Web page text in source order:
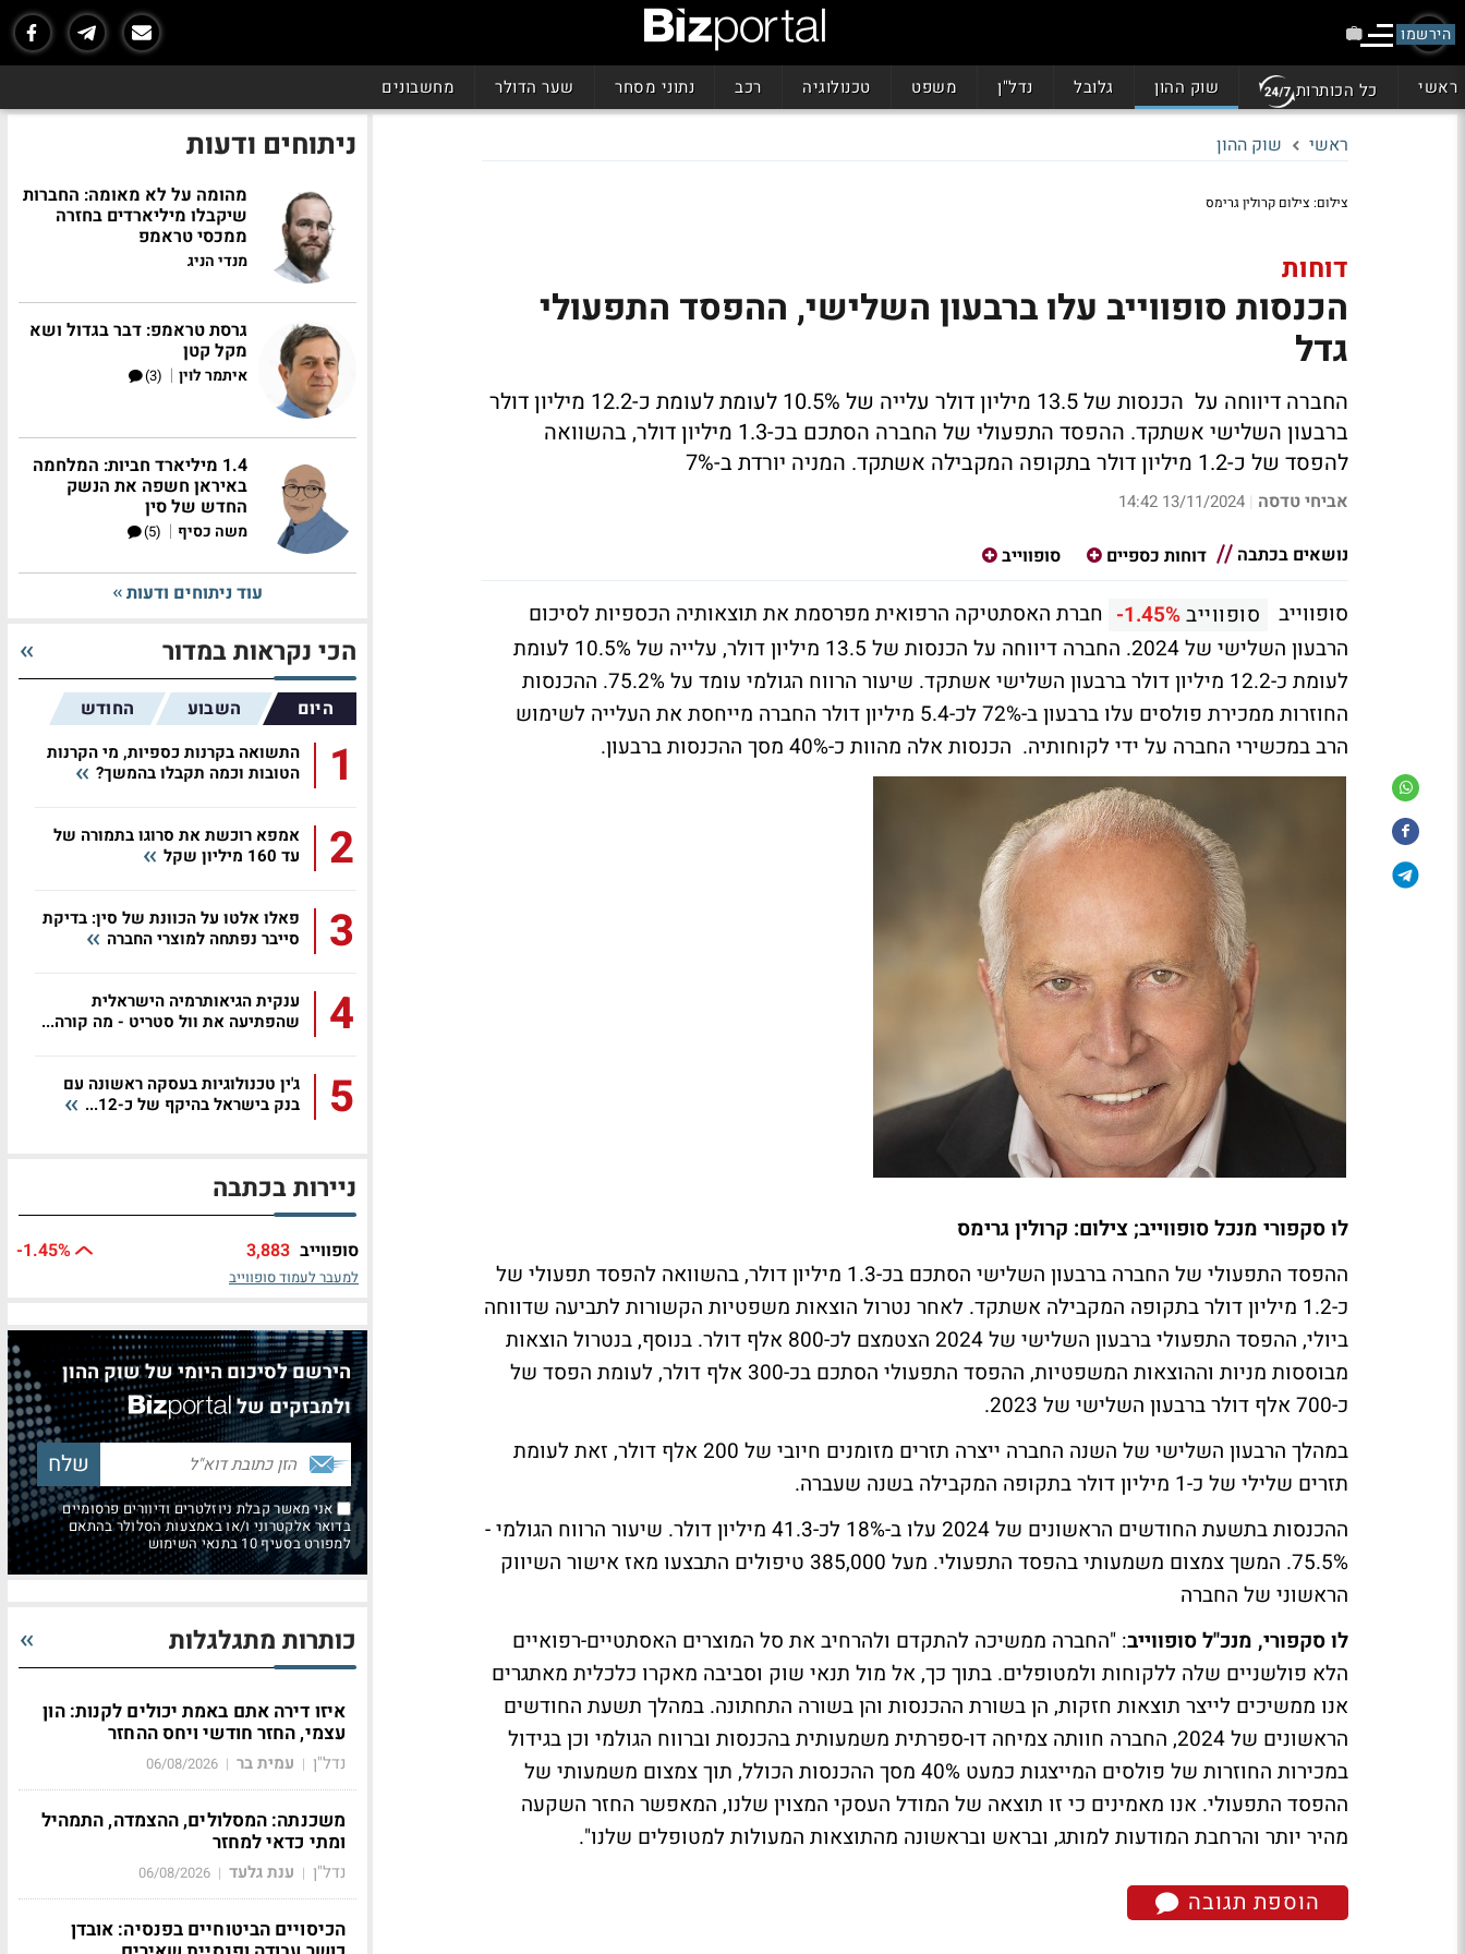
הירשמו
ראשי כל הכותרות שוק ההון גלובל נדל"ן משפט טכנולוגיה רכב נתוני מסחר שער הדולר מחשבונים
ראשי שוק ההון
צילום: צילום קרולין גרימס
דוחות
הכנסות סופווייב עלו ברבעון השלישי, ההפסד התפעולי
גדל
החברה דיווחה על הכנסות של 13.5 מיליון דולר עלייה של 10.5% לעומת לעומת כ-12.2 מיליון דולר
ברבעון השלישי אשתקד. ההפסד התפעולי של החברה הסתכם בכ-1.3 מיליון דולר, בהשוואה
להפסד של כ-1.2 מיליון דולר בתקופה המקבילה אשתקד. המניה יורדת ב-7%
אביחי טדסה |
13/11/2024 14:42
נושאים בכתבה דוחות כספיים סופווייב
סופווייב סופווייב-1.45% חברת האסתטיקה הרפואית מפרסמת את תוצאותיה הכספיות לסיכום
הרבעון השלישי של 2024. החברה דיווחה על הכנסות של 13.5 מיליון דולר, עלייה של 10.5% לעומת
לעומת כ-12.2 מיליון דולר ברבעון השלישי אשתקד. שיעור הרווח הגולמי עומד על 75.2%. ההכנסות
החוזרות ממכירת פולסים עלו ברבעון ב-72% לכ-5.4 מיליון דולר החברה מייחסת את העלייה לשימוש
הרב במכשירי החברה על ידי לקוחותיה. הכנסות אלה מהוות כ-40% מסך ההכנסות ברבעון.
לו סקפורי מנכל סופווייב; צילום: קרולין גרימס
ההפסד התפעולי של החברה ברבעון השלישי הסתכם בכ-1.3 מיליון דולר, בהשוואה להפסד תפעולי של
כ-1.2 מיליון דולר בתקופה המקבילה אשתקד. לאחר נטרול הוצאות משפטיות הקשורות לתביעה שדווחה
ביולי, ההפסד התפעולי ברבעון השלישי של 2024 הצטמצם לכ-800 אלף דולר. בנוסף, בנטרול הוצאות
מבוססות מניות וההוצאות המשפטיות, ההפסד התפעולי הסתכם בכ-300 אלף דולר, לעומת הפסד של
כ-700 אלף דולר ברבעון השלישי של 2023.
במהלך הרבעון השלישי של השנה החברה ייצרה תזרים מזומנים חיובי של 200 אלף דולר, זאת לעומת
תזרים שלילי של כ-1 מיליון דולר בתקופה המקבילה בשנה שעברה.
ההכנסות בתשעת החודשים הראשונים של 2024 עלו ב-18% לכ-41.3 מיליון דולר. שיעור הרווח הגולמי -
75.5%. המשך צמצום משמעותי בהפסד התפעולי. מעל 385,000 טיפולים התבצעו מאז אישור השיווק
הראשוני של החברה
לו סקפורי, מנכ"ל סופווייב: "החברה ממשיכה להתקדם ולהרחיב את סל המוצרים האסתטיים-רפואיים
הלא פולשניים שלה ללקוחות ולמטופלים. בתוך כך, אל מול תנאי שוק וסביבה מאקרו כלכלית מאתגרים
אנו ממשיכים לייצר תוצאות חזקות, הן בשורת ההכנסות והן בשורה התחתונה. במהלך תשעת החודשים
הראשונים של 2024, החברה חוותה צמיחה דו-ספרתית משמעותית בהכנסות וברווח הגולמי וכן בגידול
במכירות החוזרות של פולסים המייצגות כמעט 40% מסך ההכנסות הכולל, תוך צמצום משמעותי של
ההפסד התפעולי. אנו מאמינים כי זו תוצאה של המודל העסקי המצוין שלנו, המאפשר החזר השקעה
מהיר יותר והרחבת המודעות למותג, ובראש ובראשונה מהתוצאות המעולות למטופלים שלנו".
הוספת תגובה
ניתוחים ודעות
מהומה על לא מאומה: החברות
שיקבלו מיליארדים בחזרה
ממכסי טראמפ
מנדי הניג
גרסת טראמפ: דבר בגדול ושא
מקל קטן
איתמר לוין |
(3)
1.4 מיליארד חביות: המלחמה
באיראן חשפה את הנשק
החדש של סין
משה כסיף |
(5)
עוד ניתוחים ודעות
הכי נקראות במדור
היום השבוע החודש
1
התשואה בקרנות כספיות, מי הקרנות
הטובות וכמה תקבלו בהמשך?
2
אמפא רוכשת את סרוגו בתמורה של
עד 160 מיליון שקל
3
פאלו אלטו על הכוונת של סין: בדיקת
סייבר נפתחה למוצרי החברה
4
ענקית הגיאותרמיה הישראלית
שהפתיעה את וול סטריט - מה קורה...
5
ג'ין טכנולוגיות בעסקה ראשונה עם
בנק בישראל בהיקף של כ-12...
ניירות בכתבה
סופווייב 3,883
-1.45%
למעבר לעמוד סופווייב
הירשם לסיכום היומי של שוק ההון
ולמבזקים של
אני מאשר קבלת ניוזלטרים ודיוורים פרסומיים
בדואר אלקטרוני ו/או באמצעות הסלולר בהתאם
למפורט בסעיף 10 בתנאי השימוש
כותרות מתגלגלות
איזו דירה אתם באמת יכולים לקנות: הון
עצמי, החזר חודשי ויחס ההחזר
נדל"ן | עמית בר |
06/08/2026
משכנתה: המסלולים, ההצמדה, התמהיל
ומתי כדאי למחזר
נדל"ן | ענת גלעד |
06/08/2026
הכיסויים הביטוחיים בפנסיה: אובדן